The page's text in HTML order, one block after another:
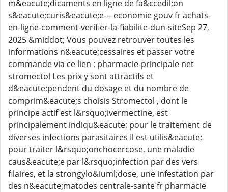
m&eacute;dicaments en ligne de fa&ccedil;on
s&eacute;curis&eacute;e--- economie gouv fr achats-
en-ligne-comment-verifier-la-fiabilite-dun-siteSep 27,
2025 &middot; Vous pouvez retrouver toutes les
informations n&eacute;cessaires et passer votre
commande via ce lien : pharmacie-principale net
stromectol Les prix y sont attractifs et
d&eacute;pendent du dosage et du nombre de
comprim&eacute;s choisis Stromectol , dont le
principe actif est l&rsquo;ivermectine, est
principalement indiqu&eacute; pour le traitement de
diverses infections parasitaires Il est utilis&eacute;
pour traiter l&rsquo;onchocercose, une maladie
caus&eacute;e par l&rsquo;infection par des vers
filaires, et la strongylo&iuml;dose, une infestation par
des n&eacute;matodes centrale-sante fr pharmacie